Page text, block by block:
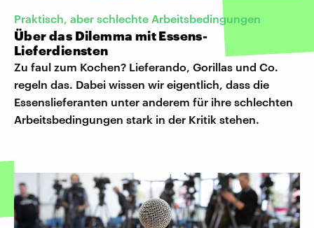
Praktisch, aber schlechte Arbeitsbedingungen
Über das Dilemma mit Essens-
Lieferdiensten
Zu faul zum Kochen? Lieferando, Gorillas und Co.
regeln das. Dabei wissen wir eigentlich, dass die
Essenslieferanten unter anderem für ihre schlechten
Arbeitsbedingungen stark in der Kritik stehen.